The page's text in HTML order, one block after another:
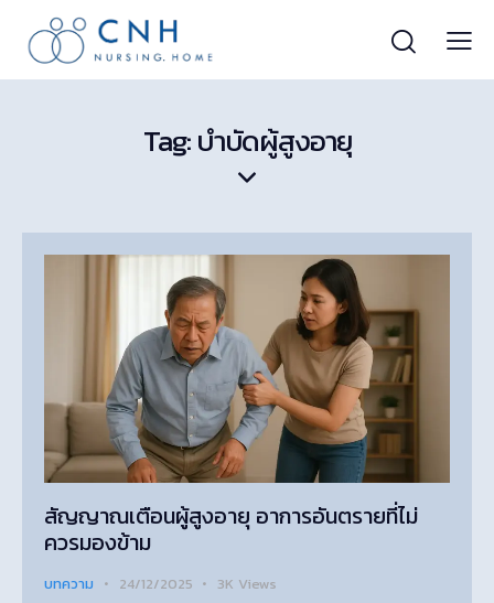
Tag: บำบัดผู้สูงอายุ
สัญญาณเตือนผู้สูงอายุ อาการอันตรายที่ไม่
ควรมองข้าม
บทความ 24/12/2025 3K Views